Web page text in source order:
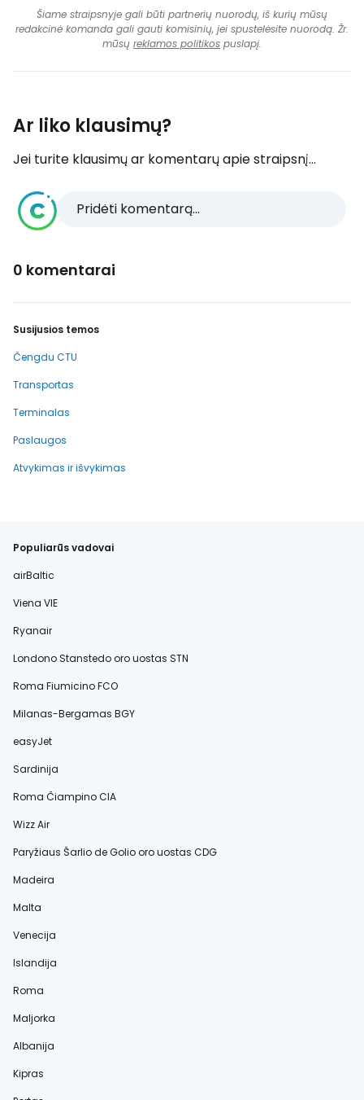
Šiame straipsnyje gali būti partnerių nuorodų, iš kurių mūsų
redakcinė komanda gali gauti komisinių, jei spustelėsite nuorodą. Žr.
mūsų reklamos politikos puslapį.
Ar liko klausimų?
Jei turite klausimų ar komentarų apie straipsnį...
Pridėti komentarą...
0 komentarai
Susijusios temos
Čengdu CTU
Transportas
Terminalas
Paslaugos
Atvykimas ir išvykimas
Populiarūs vadovai
airBaltic
Viena VIE
Ryanair
Londono Stanstedo oro uostas STN
Roma Fiumicino FCO
Milanas-Bergamas BGY
easyJet
Sardinija
Roma Čiampino CIA
Wizz Air
Paryžiaus Šarlio de Golio oro uostas CDG
Madeira
Malta
Venecija
Islandija
Roma
Maljorka
Albanija
Kipras